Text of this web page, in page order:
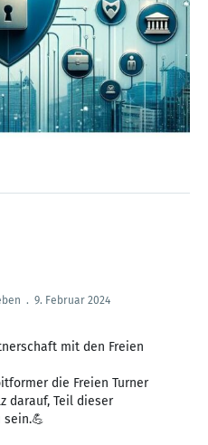
. 9. Februar 2024
mit den Freien
die Freien Turner
darauf, Teil dieser